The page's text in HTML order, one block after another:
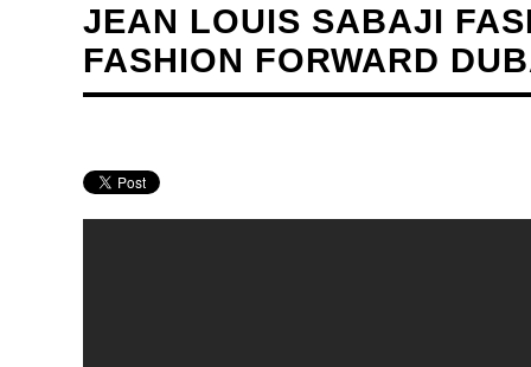
JEAN LOUIS SABAJI
FASHION FORWARD